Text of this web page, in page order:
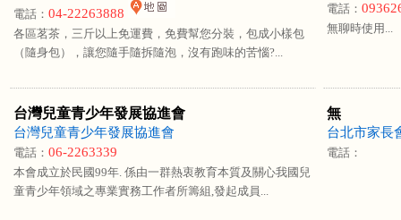
電話： 04-22263888
各區茗茶，三斤以上免運費，免費幫您分裝，包成小樣包
（隨身包），讓您隨手隨拆隨泡，沒有跑味的苦惱?...
電話：
無聊時使用...
台灣兒童青少年發展協進會
台灣兒童青少年發展協進會
電話： 06-2263339
本會成立於民國99年. 係由一群熱衷教育本質及關心我國兒
童青少年領域之專業實務工作者所籌組,發起成員...
無
台北市家長
電話：